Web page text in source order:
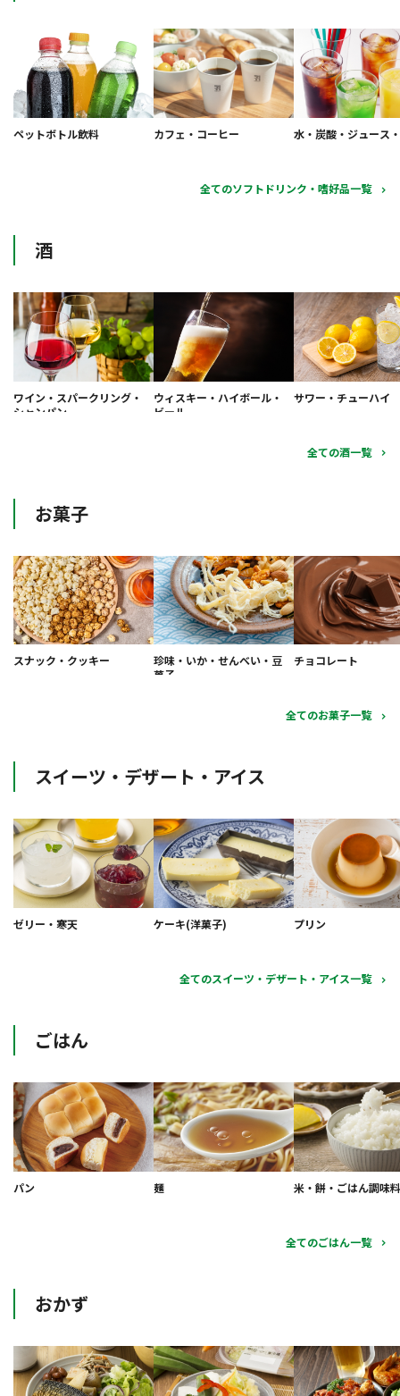
ペットボトル飲料 カフェ・コーヒー 水・炭酸・ジュース
全てのソフトドリンク・嗜好品一覧
酒
ワイン・スパークリング・
シャンパン
ウィスキー・ハイボール・
ビール
サワー・チューハイ
全ての酒一覧
お菓子
スナック・クッキー
珍味・いか・せんべい・豆
菓子
チョコレート
全てのお菓子一覧
スイーツ・デザート・アイス
ゼリー・寒天 ケーキ(洋菓子) プリン
全てのスイーツ・デザート・アイス一覧
ごはん
パン 麺 米・餅・ごはん調味料
全てのごはん一覧
おかず